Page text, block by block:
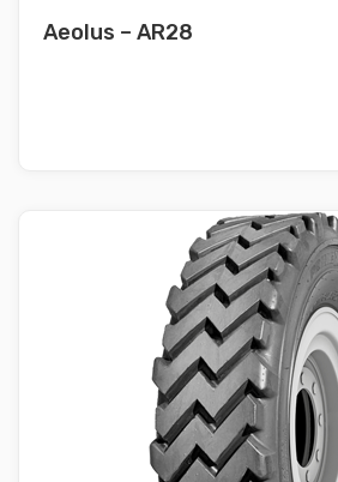
Aeolus – AR28